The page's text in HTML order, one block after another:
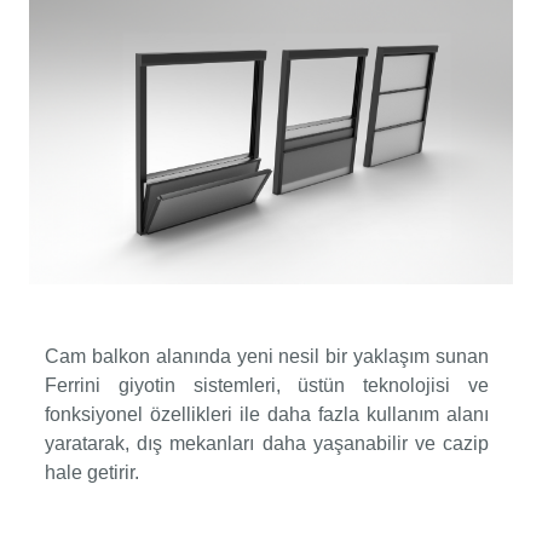
Cam balkon alanında yeni nesil bir yaklaşım sunan
Ferrini giyotin sistemleri, üstün teknolojisi ve
fonksiyonel özellikleri ile daha fazla kullanım alanı
yaratarak, dış mekanları daha yaşanabilir ve cazip
hale getirir.